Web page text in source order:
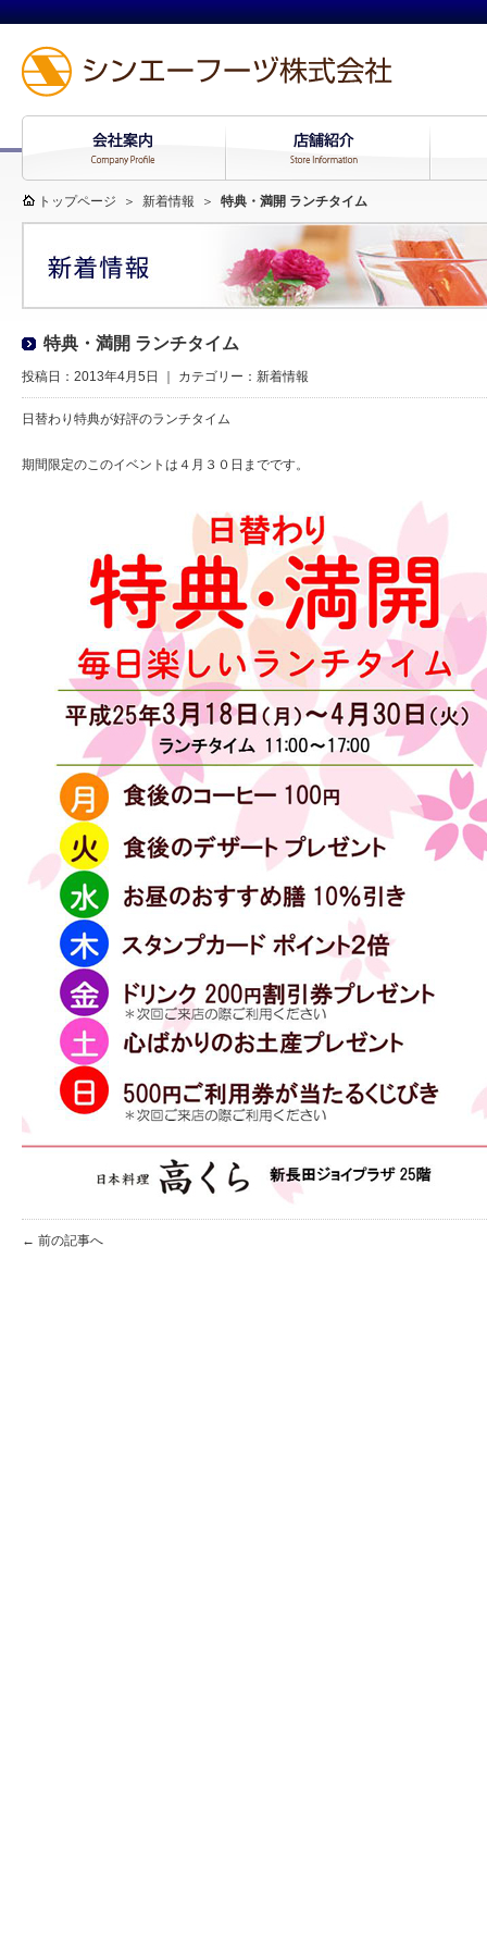
トップページ ＞ 新着情報 ＞ 特典・満開 ランチタイム
特典・満開 ランチタイム
投稿日：2013年4月5日 ｜ カテゴリー： 新着情報
日替わり特典が好評のランチタイム
期間限定のこのイベントは４月３０日までです。
← 前の記事へ